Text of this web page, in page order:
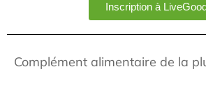
Inscription à
Complément alimentaire de la